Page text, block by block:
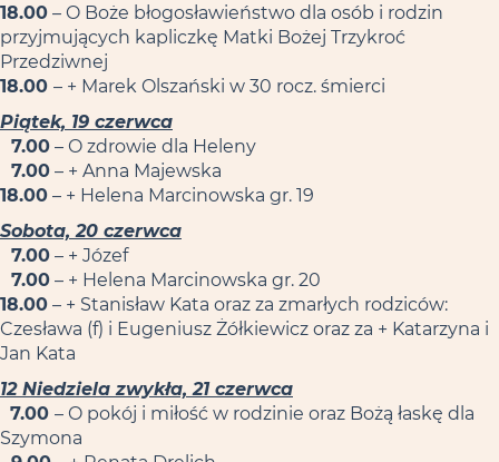
18.00 – O Boże błogosławieństwo dla osób i rodzin
przyjmujących kapliczkę Matki Bożej Trzykroć
Przedziwnej
18.00 – + Marek Olszański w 30 rocz. śmierci
Piątek, 19 czerwca
7.00 – O zdrowie dla Heleny
7.00 – + Anna Majewska
18.00 – + Helena Marcinowska gr. 19
Sobota, 20 czerwca
7.00 – + Józef
7.00 – + Helena Marcinowska gr. 20
18.00 – + Stanisław Kata oraz za zmarłych rodziców:
Czesława (f) i Eugeniusz Żółkiewicz oraz za + Katarzyna i
Jan Kata
12 Niedziela zwykła, 21 czerwca
7.00 – O pokój i miłość w rodzinie oraz Bożą łaskę dla
Szymona